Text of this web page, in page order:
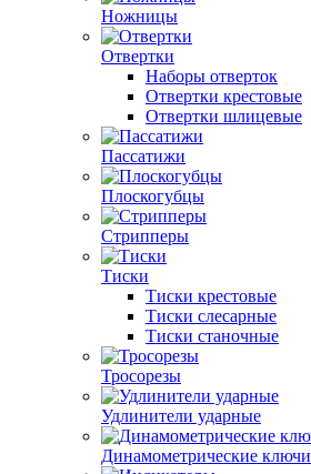
Ножницы
Отвертки
Наборы отверток
Отвертки крестовые
Отвертки шлицевые
Пассатижи
Плоскогубцы
Стрипперы
Тиски
Тиски крестовые
Тиски слесарные
Тиски станочные
Тросорезы
Удлинители ударные
Динамометрические ключи